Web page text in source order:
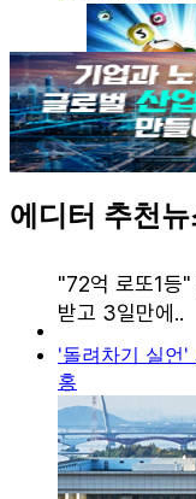
에디터 추천
'돌려차기 실언'
홍